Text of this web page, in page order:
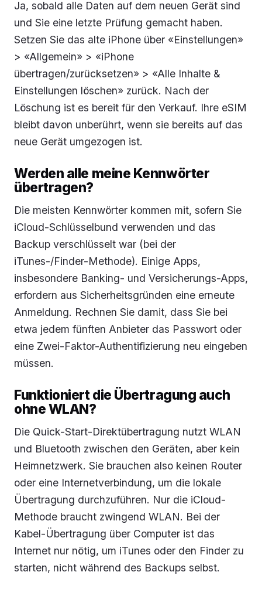
Ja, sobald alle Daten auf dem neuen Gerät sind
und Sie eine letzte Prüfung gemacht haben.
Setzen Sie das alte iPhone über «Einstellungen»
> «Allgemein» > «iPhone
übertragen/zurücksetzen» > «Alle Inhalte &
Einstellungen löschen» zurück. Nach der
Löschung ist es bereit für den Verkauf. Ihre eSIM
bleibt davon unberührt, wenn sie bereits auf das
neue Gerät umgezogen ist.
Werden alle meine Kennwörter
übertragen?
Die meisten Kennwörter kommen mit, sofern Sie
iCloud-Schlüsselbund verwenden und das
Backup verschlüsselt war (bei der
iTunes-/Finder-Methode). Einige Apps,
insbesondere Banking- und Versicherungs-Apps,
erfordern aus Sicherheitsgründen eine erneute
Anmeldung. Rechnen Sie damit, dass Sie bei
etwa jedem fünften Anbieter das Passwort oder
eine Zwei-Faktor-Authentifizierung neu eingeben
müssen.
Funktioniert die Übertragung auch
ohne WLAN?
Die Quick-Start-Direktübertragung nutzt WLAN
und Bluetooth zwischen den Geräten, aber kein
Heimnetzwerk. Sie brauchen also keinen Router
oder eine Internetverbindung, um die lokale
Übertragung durchzuführen. Nur die iCloud-
Methode braucht zwingend WLAN. Bei der
Kabel-Übertragung über Computer ist das
Internet nur nötig, um iTunes oder den Finder zu
starten, nicht während des Backups selbst.